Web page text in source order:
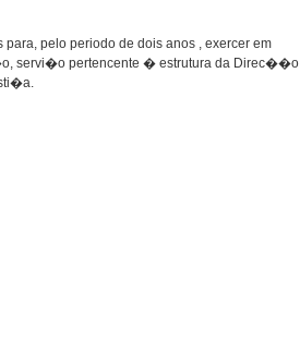
pelo periodo de dois anos , exercer em
servi�o pertencente � estrutura da Direc��o